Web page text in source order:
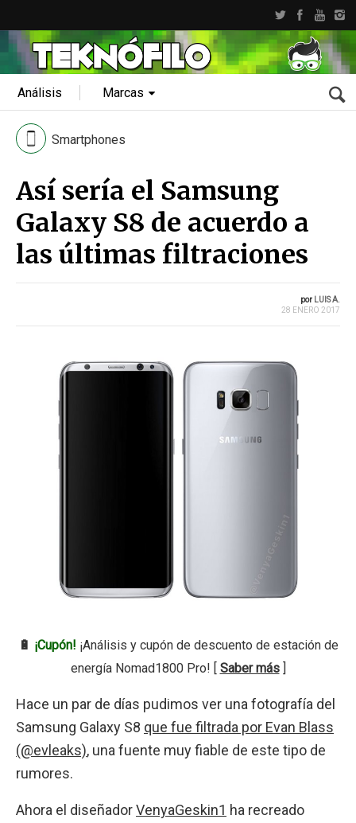
Análisis Marcas
Smartphones
Así sería el Samsung
Galaxy S8 de acuerdo a
las últimas filtraciones
por LUIS A.
28 ENERO 2017
🔋 ¡Cupón! ¡Análisis y cupón de descuento de estación de
energía Nomad1800 Pro! [ Saber más]
Hace un par de días pudimos ver una fotografía del
Samsung Galaxy S8 que fue filtrada por Evan Blass
(@evleaks), una fuente muy fiable de este tipo de
rumores.
Ahora el diseñadorVenyaGeskin1 ha recreado